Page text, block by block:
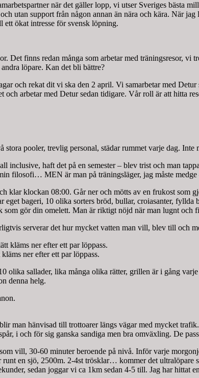
när det gäller lopp, vi utser Sveriges
utan support från någon annan än nära och kära. När
ökat intresse för svensk löpning.
Det finns redan många som arbetar med träningsresor,
löpare. Kan det bli bättre?
och rekat dit vi ska den 2 april. Vi samarbetar med
arbetar med Detur sedan tidigare. Vår roll är att hitta
stora pooler, trevlig personal, städar rummet varje dag.
inclusive, haft det på en semester – blev trist och man
filosofi… MEN är man på träningsläger, jag måste
klar klockan 08:00. Går ner och mötts av en frukost som
eget bageri, 10 olika sorters bröd, bullar, croiasanter,
som gör din omelett. Man är riktigt nöjd när man lugnt och
serverar det hur mycket vatten man vill, blev till och
ner efter ett par löppass.
olika sallader, lika många olika rätter, grillen är i gång
denna helg.
man hänvisad till trottoarer längs vägar med mycket
i och för sig ganska sandiga men bra omväxling. De
vill, 30-60 minuter beroende på nivå. Inför varje
runt en sjö, 2500m. 2-4st trösklar… kommer det
sedan joggar vi ca 1km sedan 4-5 till. Jag har hittat